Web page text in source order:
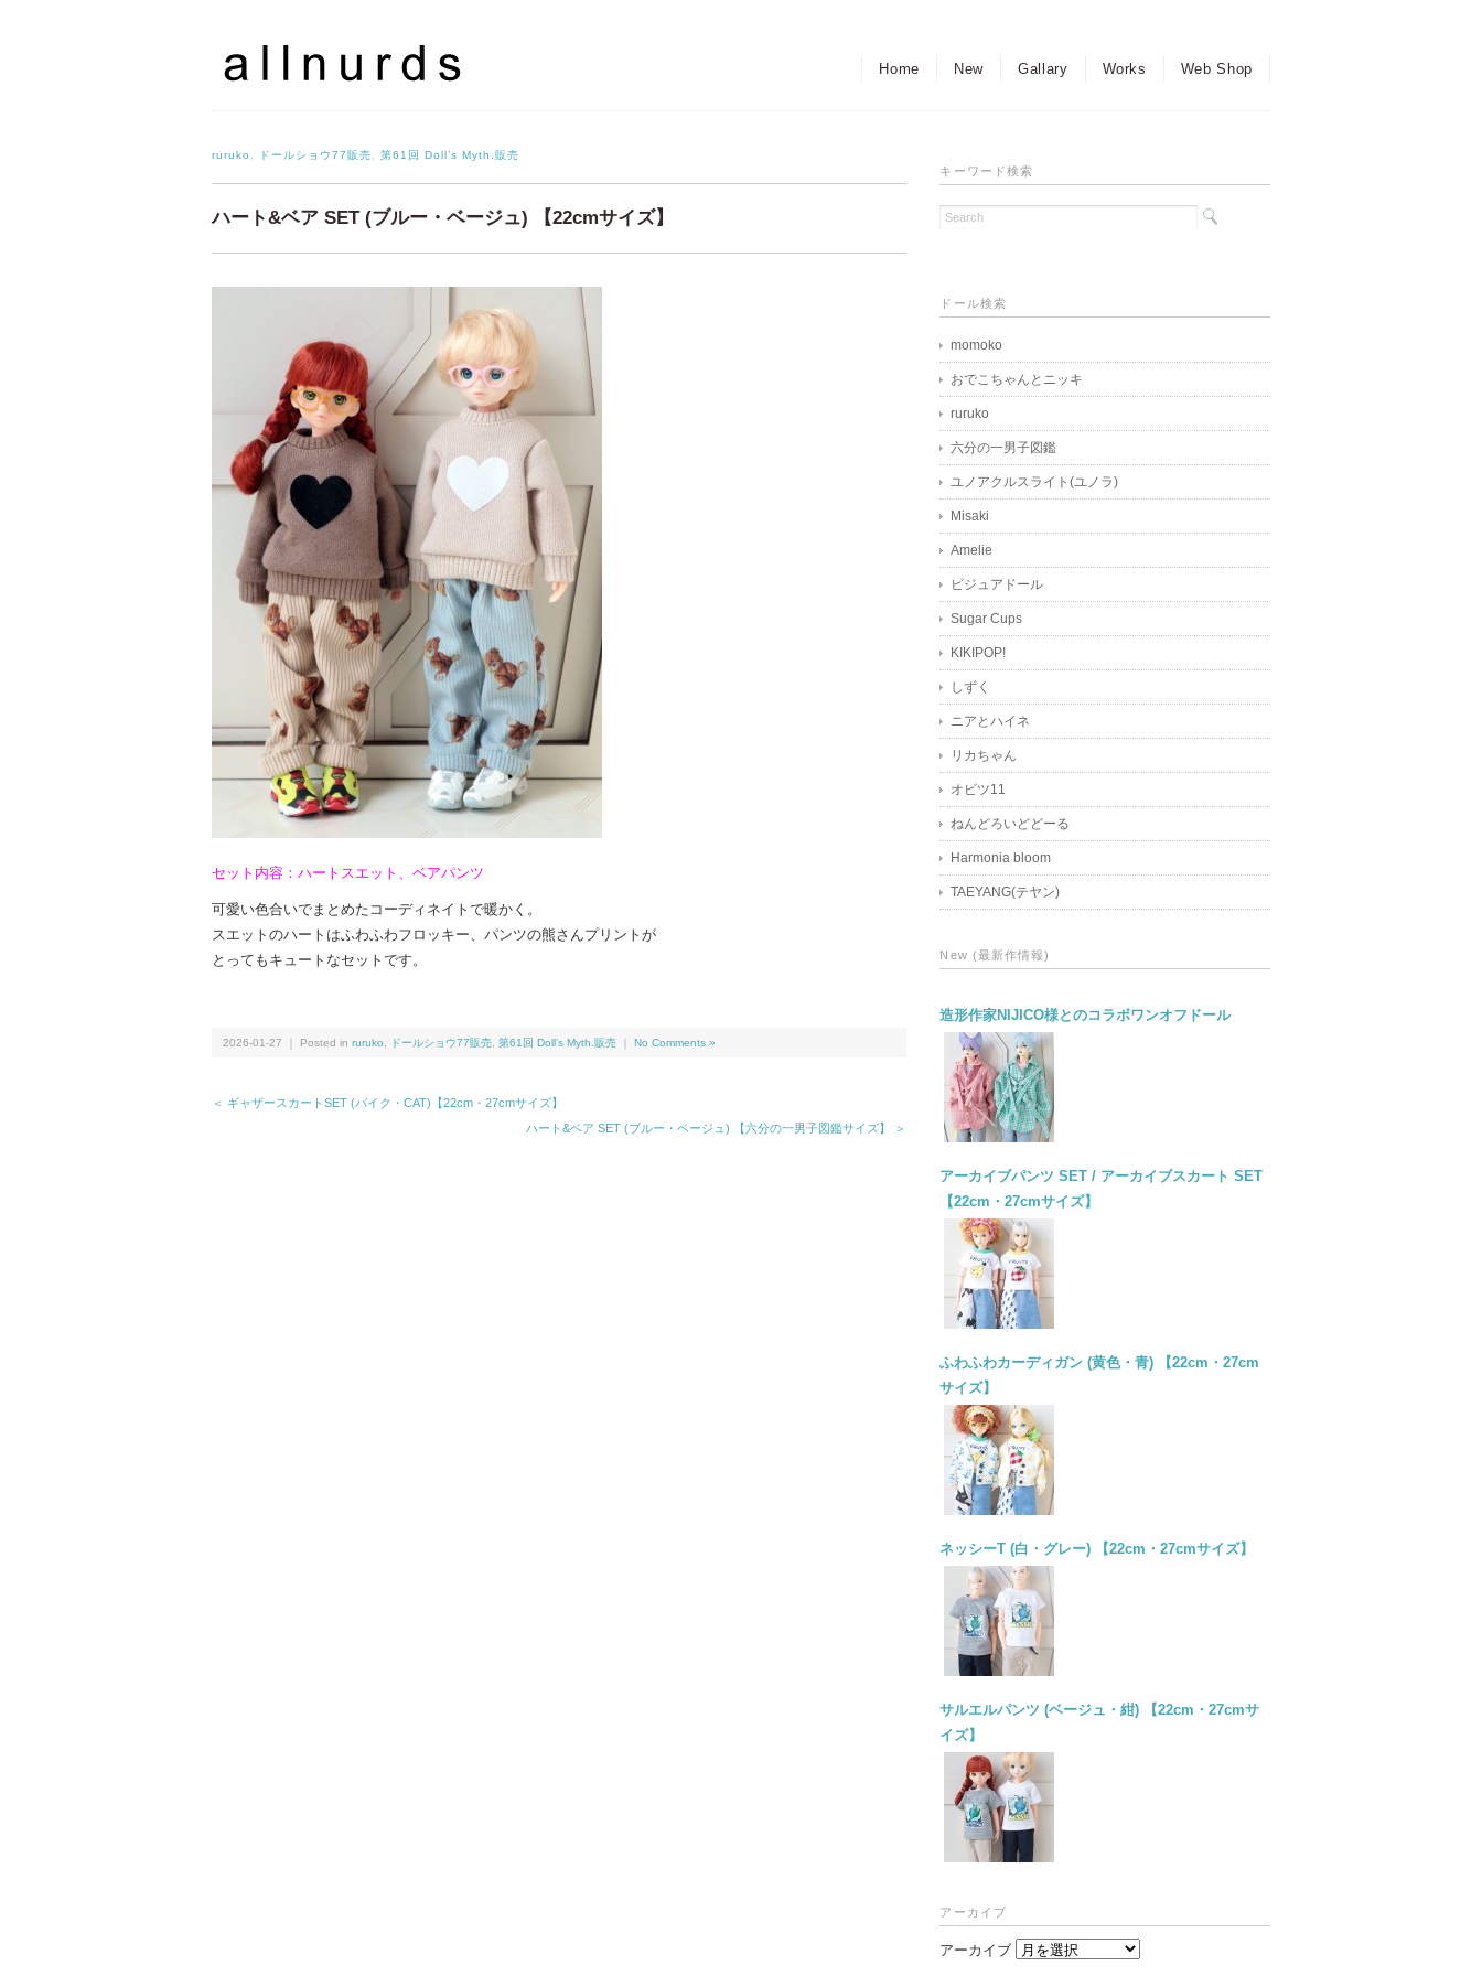
Home New Gallary Works Web Shop
ruruko ドールショウ77販売 第61回 Doll’s Myth.販売
ハート&ベア SET (ブルー・ベージュ) 【22cmサイズ】
セット内容：ハートスエット、ベアパンツ
可愛い色合いでまとめたコーディネイトで暖かく。
スエットのハートはふわふわフロッキー、パンツの熊さんプリントが
とってもキュートなセットです。
2026-01-27 ｜ Posted in ruruko ドールショウ77販売 第61回 Doll’s Myth.販売 No Comments »
＜ ギャザースカートSET (バイク・CAT)【22cm・27cmサイズ】
ハート&ベア SET (ブルー・ベージュ) 【六分の一男子図鑑サイズ】 ＞
キーワード検索
ドール検索
momoko
おでこちゃんとニッキ
ruruko
六分の一男子図鑑
ユノアクルスライト(ユノラ)
Misaki
Amelie
ビジュアドール
Sugar Cups
KIKIPOP!
しずく
ニアとハイネ
リカちゃん
オビツ11
ねんどろいどどーる
Harmonia bloom
TAEYANG(テヤン)
New (最新作情報)
造形作家NIJICO様とのコラボワンオフドール
アーカイブパンツ SET / アーカイブスカート SET
【22cm・27cmサイズ】
ふわふわカーディガン (黄色・青) 【22cm・27cm
サイズ】
ネッシーT (白・グレー) 【22cm・27cmサイズ】
サルエルパンツ (ベージュ・紺) 【22cm・27cmサ
イズ】
アーカイブ
アーカイブ